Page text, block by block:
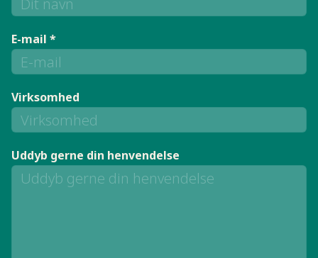
E-mail *
Virksomhed
Uddyb gerne din henvendelse